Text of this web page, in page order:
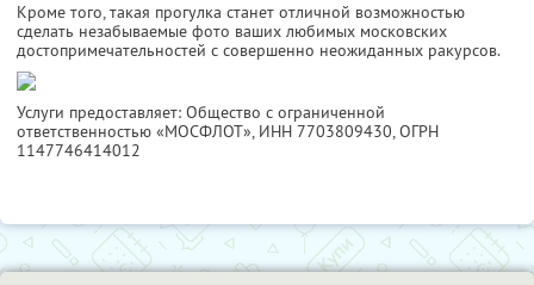
Кроме того, такая прогулка станет отличной возможностью
сделать незабываемые фото ваших любимых московских
достопримечательностей с совершенно неожиданных ракурсов.
Услуги предоставляет: Общество с ограниченной
ответственностью «МОСФЛОТ», ИНН 7703809430, ОГРН
1147746414012